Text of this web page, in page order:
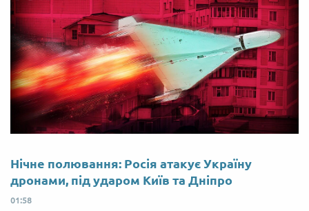
Нічне полювання: Росія атакує Україну
дронами, під ударом Київ та Дніпро
01:58